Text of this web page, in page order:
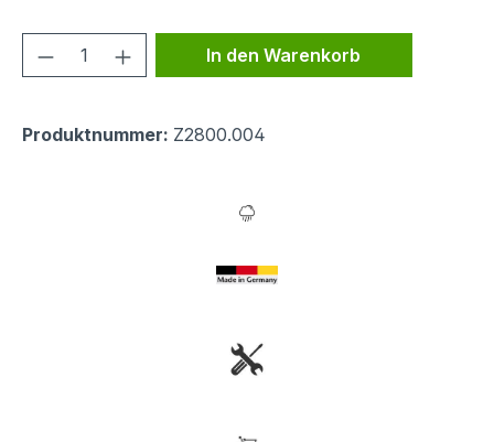
Produkt Anzahl: Gib den
In den Warenkorb
Produktnummer: Z2800.004